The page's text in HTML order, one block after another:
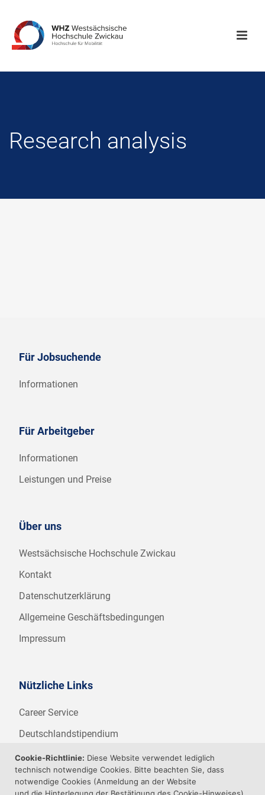
Research analysis
Für Jobsuchende
Informationen
Für Arbeitgeber
Informationen
Leistungen und Preise
Über uns
Westsächsische Hochschule Zwickau
Kontakt
Datenschutzerklärung
Allgemeine Geschäftsbedingungen
Impressum
Nützliche Links
Career Service
Deutschlandstipendium
WHZ Firmenstipendium
Weitere Angebote der WHZ
Cookie-Richtlinie: Diese Website verwendet lediglich
technisch notwendige Cookies. Bitte beachten Sie, dass
notwendige Cookies (Anmeldung an der Website